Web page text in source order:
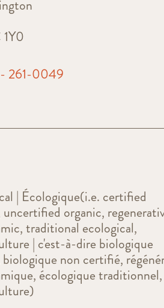
261-0049
| Écologique(i.e. certified
uncertified organic,
traditional ecological,
| c'est-à-dire biologique
non certifié,
écologique traditionnel,